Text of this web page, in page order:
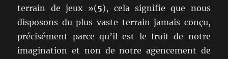
terrain de jeux »(5), cela signifie que nous
disposons du plus vaste terrain jamais conçu,
précisément parce qu’il est le fruit de notre
imagination et non de notre agencement de